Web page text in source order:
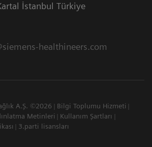
İstanbul Türkiye
healthineers.com
A.Ş. ©2026
Bilgi Toplumu Hizmeti
Metinleri
Kullanım Şartları
3.parti lisansları